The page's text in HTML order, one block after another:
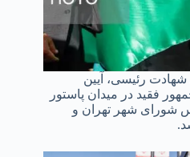
شهادت رئیسی، آیین
فقید در میدان پاستور
شورای شهر تهران و